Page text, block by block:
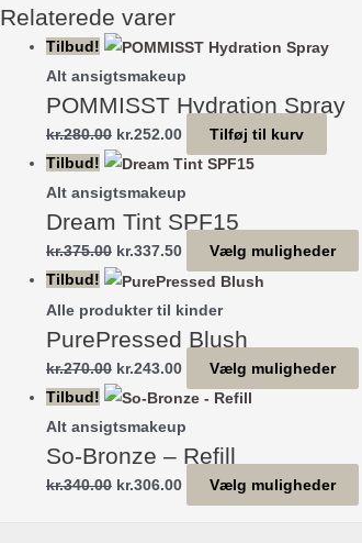
Refill
antal
Relaterede varer
Tilbud!
Alt ansigtsmakeup
POMMISST Hydration Spray
kr.280.00 Den
oprindelige
pris
var:
kr.280.00.
kr.252.00Den
aktuelle
pris
er:
kr.252.00.
Tilføj til kurv
Tilbud!
Alt ansigtsmakeup
Dream Tint SPF15
kr.375.00 Den
oprindelige
pris
var:
kr.375.00.
kr.337.50Den
aktuelle
pris
er:
kr.337.50.
Vælg muligheder
Tilbud!
Alle produkter til kinder
PurePressed Blush
kr.270.00 Den
oprindelige
pris
var:
kr.270.00.
kr.243.00Den
aktuelle
pris
er:
kr.243.00.
Vælg muligheder
Tilbud!
Alt ansigtsmakeup
So-Bronze – Refill
kr.340.00 Den
kr.306.00DenVælg muligheder